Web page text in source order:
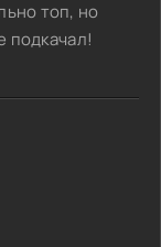
топ, но
подкачал!